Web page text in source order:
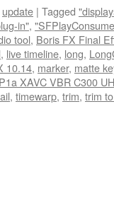
update | Tagged
in",
tool, Boris FX Final
, live timeline, long,
10.14, marker, matte
XAVC VBR C300
, timewarp, trim, trim